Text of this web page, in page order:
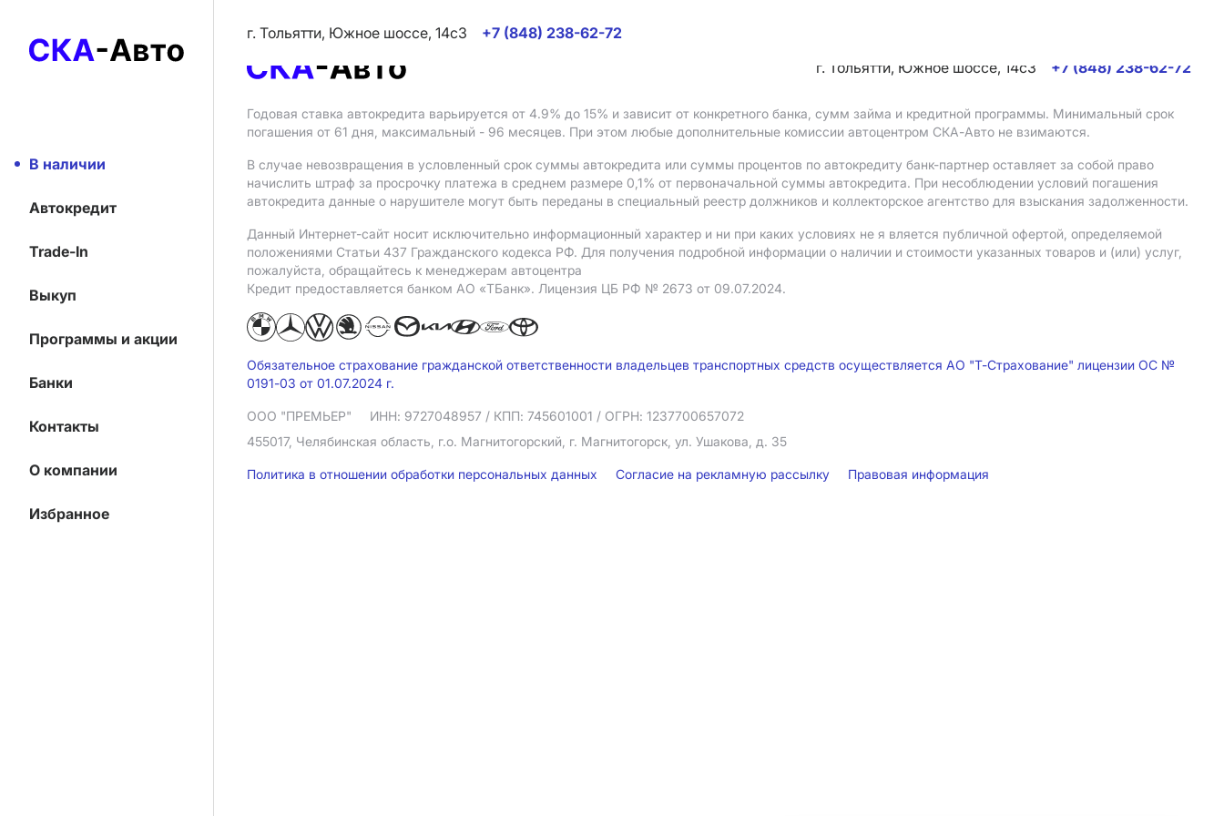
В наличии
Автокредит
Trade-In
Выкуп
Программы и акции
Банки
Контакты
О компании
Избранное
г. Тольятти, Южное шоссе, 14с3
+7 (848) 238-62-72
г. Тольятти, Южное шоссе, 14с3
+7 (848) 238-62-72
Годовая ставка автокредита варьируется от 4.9% до 15% и зависит от конкретного банка, сумм займа и кредитной программы. Минимальный срок
погашения от 61 дня, максимальный - 96 месяцев. При этом любые дополнительные комиссии автоцентром СКА-Авто не взимаются.
В случае невозвращения в условленный срок суммы автокредита или суммы процентов по автокредиту банк-партнер оставляет за собой право
начислить штраф за просрочку платежа в среднем размере 0,1% от первоначальной суммы автокредита. При несоблюдении условий погашения
автокредита данные о нарушителе могут быть переданы в специальный реестр должников и коллекторское агентство для взыскания задолженности.
Данный Интернет-сайт носит исключительно информационный характер и ни при каких условиях не я вляется публичной офертой, определяемой
положениями Статьи 437 Гражданского кодекса РФ. Для получения подробной информации о наличии и стоимости указанных товаров и (или) услуг,
пожалуйста, обращайтесь к менеджерам автоцентра
Кредит предоставляется банком АO «ТБанк». Лицензия ЦБ РФ № 2673 от 09.07.2024.
Обязательное страхование гражданской ответственности владельцев транспортных средств осуществляется АО "Т-Страхование" лицензии ОС №
0191-03 от 01.07.2024 г.
ООО "ПРЕМЬЕР" ИНН: 9727048957 / КПП: 745601001 / ОГРН: 1237700657072
455017, Челябинская область, г.о. Магнитогорский, г. Магнитогорск, ул. Ушакова, д. 35
Политика в отношении обработки персональных данных Согласие на рекламную рассылку Правовая информация